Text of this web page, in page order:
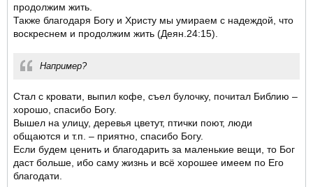
продолжим жить.
Также благодаря Богу и Христу мы умираем с надеждой, что
воскреснем и продолжим жить (Деян.24:15).
Например?
Стал с кровати, выпил кофе, съел булочку, почитал Библию –
хорошо, спасибо Богу.
Вышел на улицу, деревья цветут, птички поют, люди
общаются и т.п. – приятно, спасибо Богу.
Если будем ценить и благодарить за маленькие вещи, то Бог
даст больше, ибо саму жизнь и всё хорошее имеем по Его
благодати.